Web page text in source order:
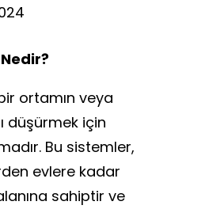
ortamın veya
düşürmek için
Bu sistemler,
evlere kadar
sahiptir ve